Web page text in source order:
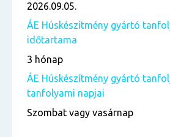
2026.09.05.
ÁE Húskészítmény gyártó
időtartama
3 hónap
ÁE Húskészítmény gyártó
tanfolyami napjai
Szombat vagy vasárnap